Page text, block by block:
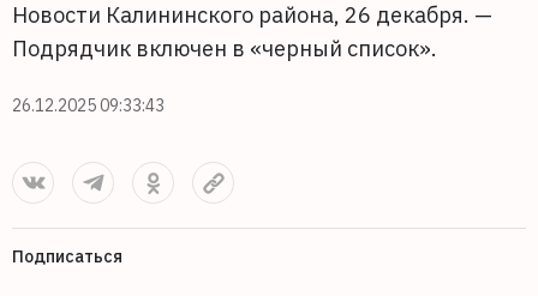
Новости Калининского района, 26 декабря. —
Подрядчик включен в «черный список».
26.12.2025 09:33:43
Подписаться